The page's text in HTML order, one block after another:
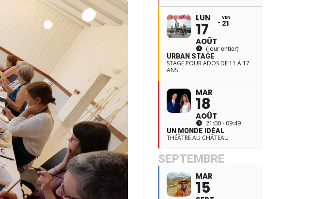
LUN
17
AOÛT
VEN
21
(Jour entier)
URBAN STAGE
STAGE POUR ADOS DE 11 À 17
ANS
MAR
18
AOÛT
21:00 - 09:49
UN MONDE IDÉAL
THÉÂTRE AU CHÂTEAU
SEPTEMBRE
MAR
15